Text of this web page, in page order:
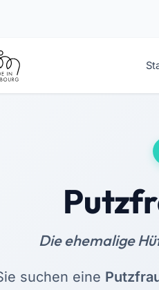
Die ehemalige
suchen eine